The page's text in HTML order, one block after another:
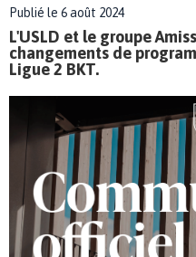
Publié le 6 août 2024
L'USLD et le groupe
changements de
Ligue 2 BKT.